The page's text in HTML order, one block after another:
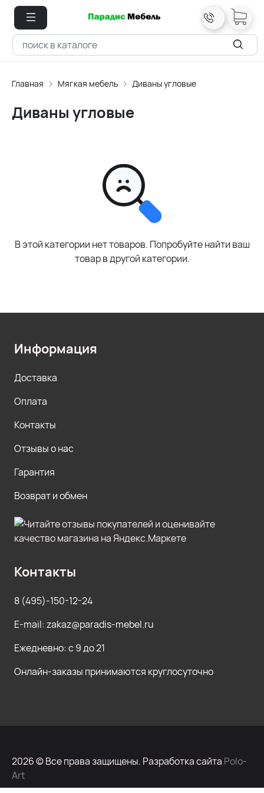
Главная Мягкая мебель Диваны угловые
Диваны угловые
В этой категории нет товаров. Попробуйте найти ваш
товар в другой категории.
Информация
Доставка
Оплата
Контакты
Отзывы о нас
Гарантия
Возврат и обмен
Контакты
8 (495)-150-12-24
E-mail: zakaz@paradis-mebel.ru
Ежедневно: с 9 до 21
Онлайн-заказы принимаются круглосуточно
2026 © Все права защищены. Разработка сайта Polo-
Art